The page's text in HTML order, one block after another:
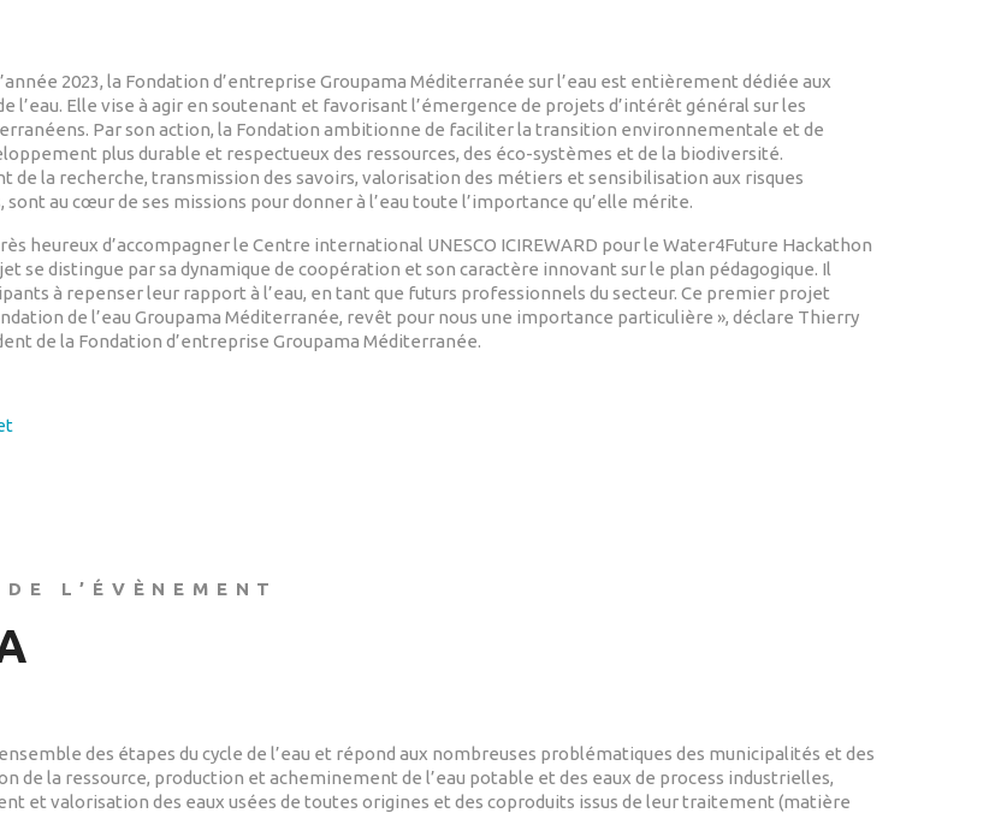
2023, la Fondation d’entreprise Groupama Méditerranée sur l’eau est entièrement dédiée aux
l’eau. Elle vise à agir en soutenant et favorisant l’émergence de projets d’intérêt général sur les
Par son action, la Fondation ambitionne de faciliter la transition environnementale et de
plus durable et respectueux des ressources, des éco-systèmes et de la biodiversité.
de la recherche, transmission des savoirs, valorisation des métiers et sensibilisation aux risques
sont au cœur de ses missions pour donner à l’eau toute l’importance qu’elle mérite.
heureux d’accompagner le Centre international UNESCO ICIREWARD pour le Water4Future Hackathon
se distingue par sa dynamique de coopération et son caractère innovant sur le plan pédagogique. Il
à repenser leur rapport à l’eau, en tant que futurs professionnels du secteur. Ce premier projet
de l’eau Groupama Méditerranée, revêt pour nous une importance particulière », déclare Thierry
de la Fondation d’entreprise Groupama Méditerranée.
L’ÉVÈNEMENT
des étapes du cycle de l’eau et répond aux nombreuses problématiques des municipalités et des
de la ressource, production et acheminement de l’eau potable et des eaux de process industrielles,
et valorisation des eaux usées de toutes origines et des coproduits issus de leur traitement (matière